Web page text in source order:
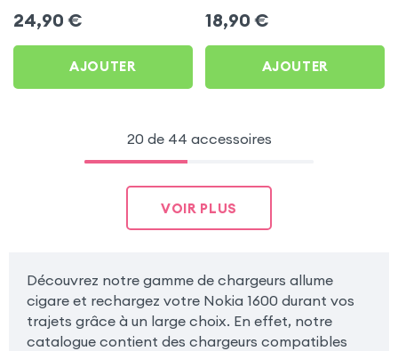
rétractable LinQ pour
Nokia 1600
24,90 €
AJOUTER
pour Nokia 1600
18,90 €
AJOUTER
20 de 44 accessoires
VOIR PLUS
Découvrez notre gamme de chargeurs allume
cigare et rechargez votre Nokia 1600 durant vos
trajets grâce à un large choix. En effet, notre
catalogue contient des chargeurs compatibles